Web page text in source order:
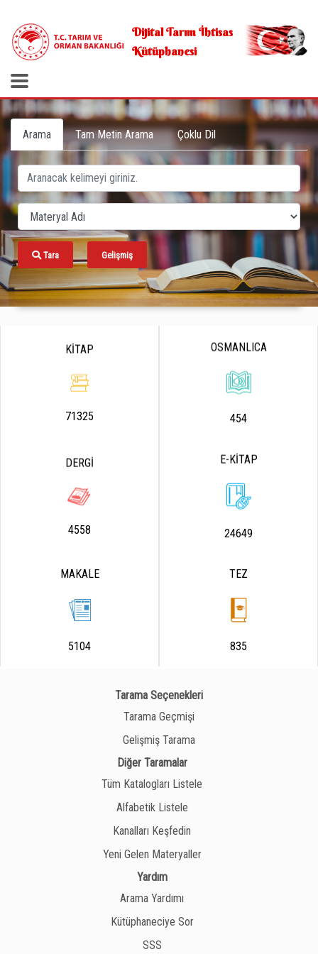
Dijital Tarım İhtisas
Kütüphanesi
Arama Tam Metin Arama Çoklu Dil
Tara Gelişmiş
KİTAP
71325
OSMANLICA
454
DERGİ
4558
E-KİTAP
24649
MAKALE
5104
TEZ
835
Tarama Seçenekleri
Tarama Geçmişi
Gelişmiş Tarama
Diğer Taramalar
Tüm Katalogları Listele
Alfabetik Listele
Kanalları Keşfedin
Yeni Gelen Materyaller
Yardım
Arama Yardımı
Kütüphaneciye Sor
SSS